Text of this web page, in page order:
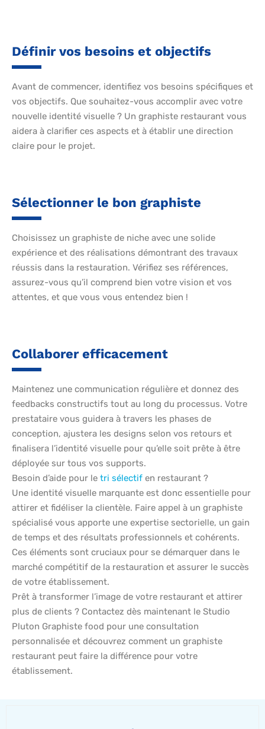
Définir vos besoins et objectifs
Avant de commencer, identifiez vos besoins spécifiques et
vos objectifs. Que souhaitez-vous accomplir avec votre
nouvelle identité visuelle ? Un graphiste restaurant vous
aidera à clarifier ces aspects et à établir une direction
claire pour le projet.
Sélectionner le bon graphiste
Choisissez un graphiste de niche avec une solide
expérience et des réalisations démontrant des travaux
réussis dans la restauration. Vérifiez ses références,
assurez-vous qu’il comprend bien votre vision et vos
attentes, et que vous vous entendez bien !
Collaborer efficacement
Maintenez une communication régulière et donnez des
feedbacks constructifs tout au long du processus. Votre
prestataire vous guidera à travers les phases de
conception, ajustera les designs selon vos retours et
finalisera l’identité visuelle pour qu’elle soit prête à être
déployée sur tous vos supports.
Besoin d’aide pour le tri sélectif en restaurant ?
Une identité visuelle marquante est donc essentielle pour
attirer et fidéliser la clientèle. Faire appel à un graphiste
spécialisé vous apporte une expertise sectorielle, un gain
de temps et des résultats professionnels et cohérents.
Ces éléments sont cruciaux pour se démarquer dans le
marché compétitif de la restauration et assurer le succès
de votre établissement.
Prêt à transformer l’image de votre restaurant et attirer
plus de clients ? Contactez dès maintenant le Studio
Pluton Graphiste food pour une consultation
personnalisée et découvrez comment un graphiste
restaurant peut faire la différence pour votre
établissement.